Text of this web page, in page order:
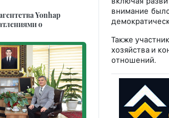
внимание
Также
хозяйства и
отношений.
Yonhap
о